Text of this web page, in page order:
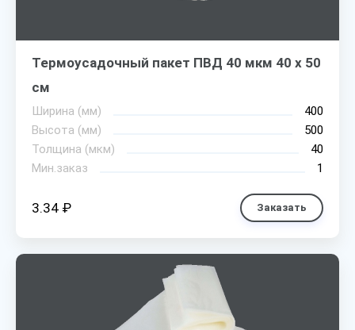
Термоусадочный пакет ПВД 40 мкм 40 х 50
см
Ширина (мм)
400
Высота (мм)
500
Толщина (мкм)
40
Мин.заказ
1
3.34 ₽ Заказать